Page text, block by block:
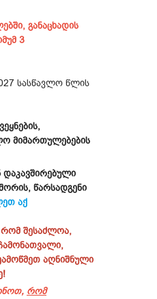
განაცხადის
3
სასწავლო წლის
მიმართულებების
წარსადგენი
აქ
შესაძლოა,
აღნიშნული
რომ